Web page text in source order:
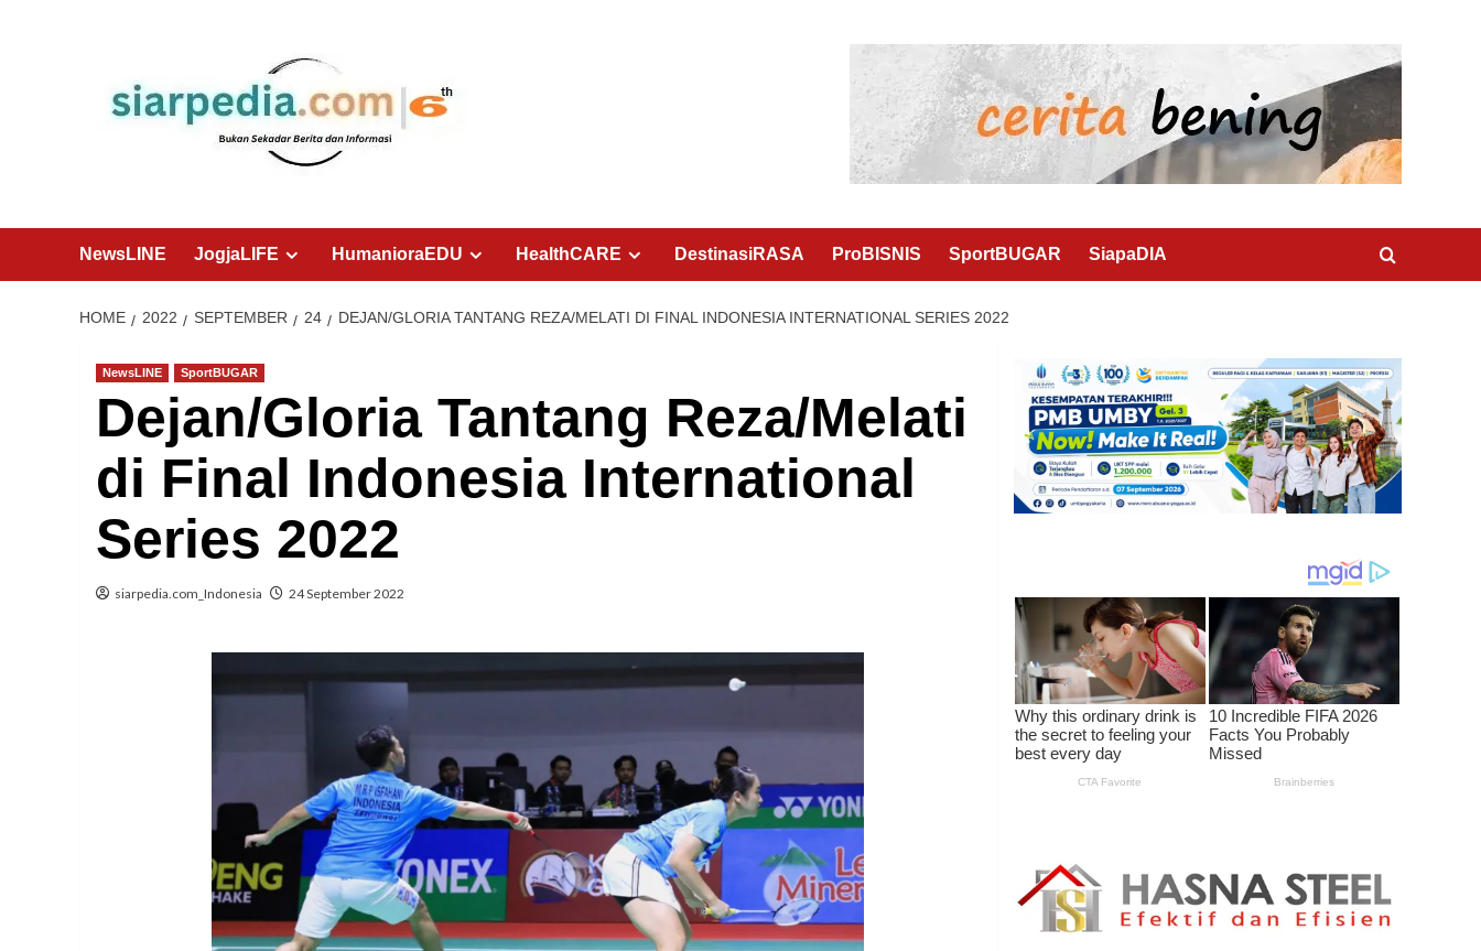
NewsLINE JogjaLIFE HumanioraEDU HealthCARE DestinasiRASA ProBISNIS SportBUGAR SiapaDIA
HOME 2022 SEPTEMBER 24 DEJAN/GLORIA TANTANG REZA/MELATI DI FINAL INDONESIA INTERNATIONAL SERIES 2022
NewsLINE SportBUGAR
Dejan/Gloria Tantang Reza/Melati
di Final Indonesia International
Series 2022
siarpedia.com_Indonesia 24 September 2022